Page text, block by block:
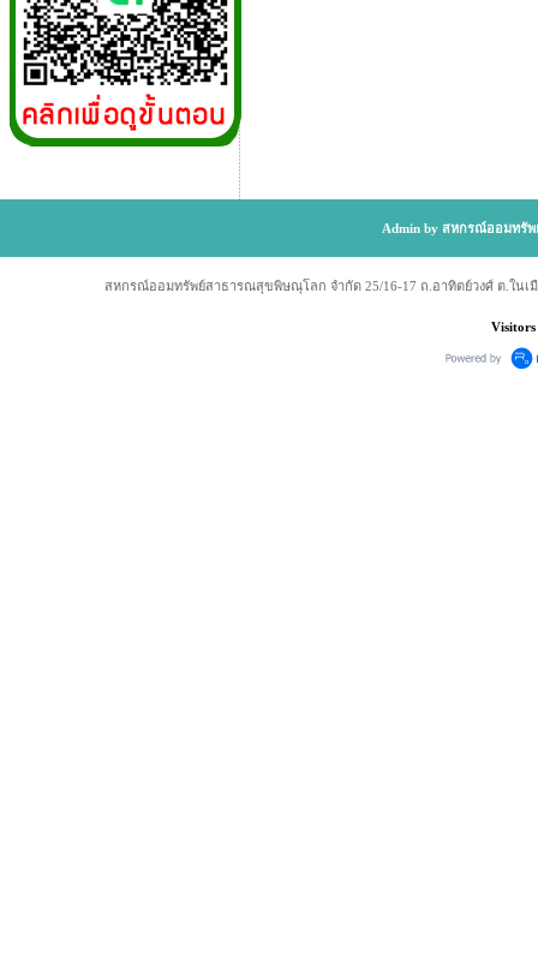
Admin by สหกรณ์ออมทรั
สหกรณ์ออมทรัพย์สาธารณสุขพิษณุโลก จำกัด 25/16-17 ถ.อาทิตย์วงศ์ ต.ในเ
Visitors